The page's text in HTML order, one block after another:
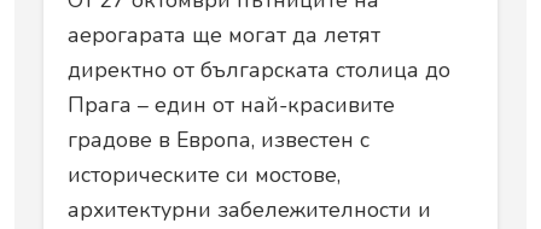
аерогарата ще могат да летят
директно от българската столица до
Прага – един от най-красивите
градове в Европа, известен с
историческите си мостове,
архитектурни забележителности и